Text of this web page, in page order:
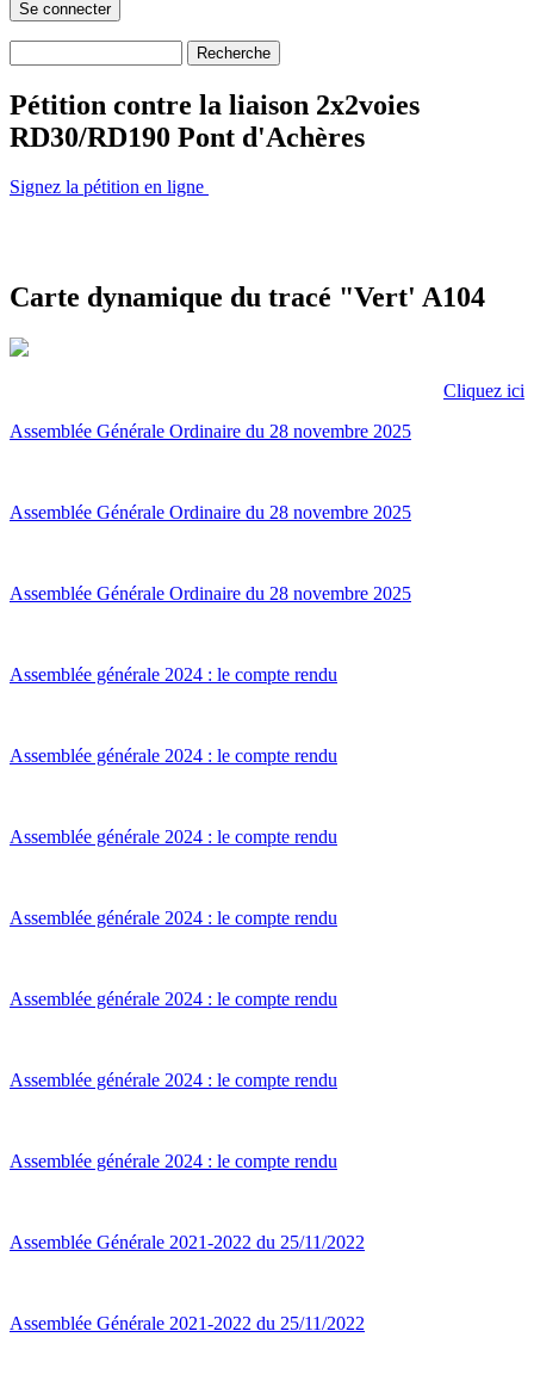
Pétition contre la liaison 2x2voies
RD30/RD190 Pont d'Achères
Signez la pétition en ligne
Carte dynamique du tracé "Vert' A104
Cliquez ici
Assemblée Générale Ordinaire du 28 novembre 2025
Assemblée Générale Ordinaire du 28 novembre 2025
Assemblée Générale Ordinaire du 28 novembre 2025
Assemblée générale 2024 : le compte rendu
Assemblée générale 2024 : le compte rendu
Assemblée générale 2024 : le compte rendu
Assemblée générale 2024 : le compte rendu
Assemblée générale 2024 : le compte rendu
Assemblée générale 2024 : le compte rendu
Assemblée générale 2024 : le compte rendu
Assemblée Générale 2021-2022 du 25/11/2022
Assemblée Générale 2021-2022 du 25/11/2022